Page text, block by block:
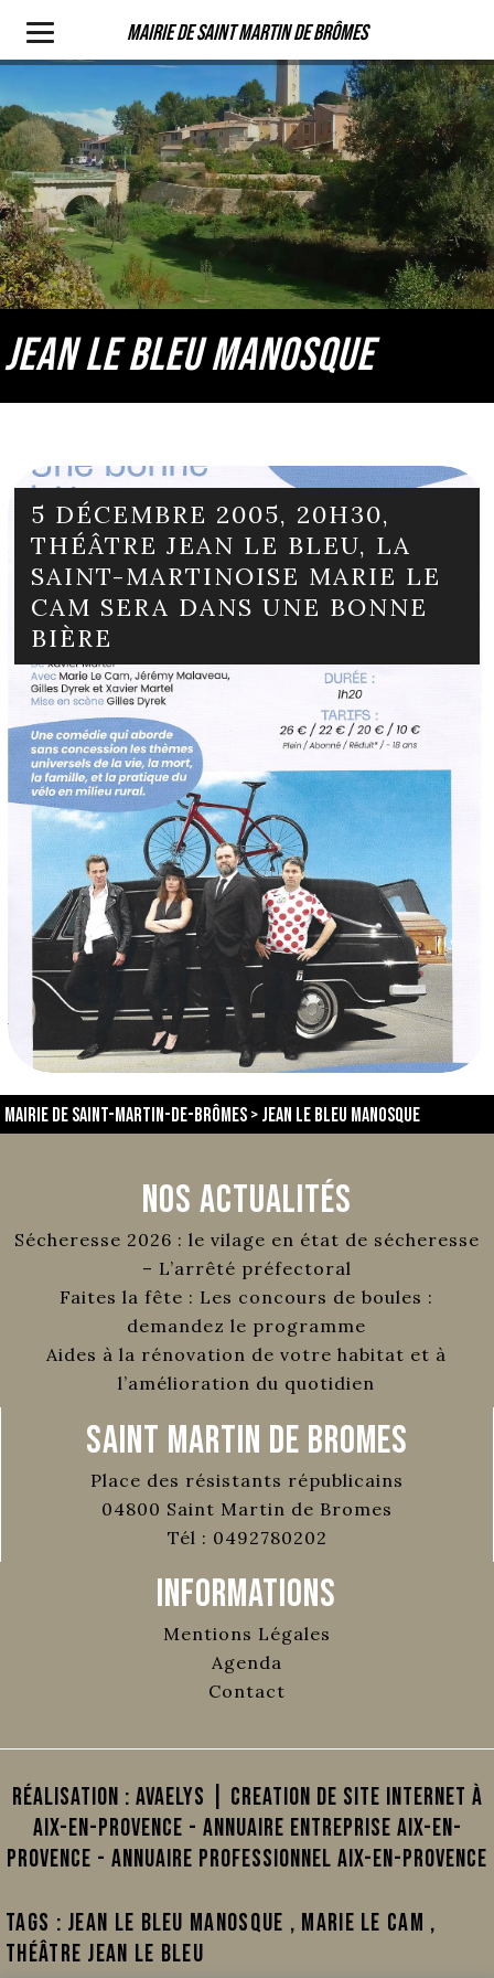
Mairie de Saint Martin de Brômes
JEAN LE BLEU MANOSQUE
5 DÉCEMBRE 2005, 20H30,
THÉÂTRE JEAN LE BLEU, LA
SAINT-MARTINOISE MARIE LE
CAM SERA DANS UNE BONNE
BIÈRE
Mairie de Saint-Martin-de-Brômes>Jean Le Bleu Manosque
Nos Actualités
Sécheresse 2026 : le vilage en état de sécheresse
– L’arrêté préfectoral
Faites la fête : Les concours de boules :
demandez le programme
Aides à la rénovation de votre habitat et à
l’amélioration du quotidien
Saint Martin de Bromes
Place des résistants républicains
04800 Saint Martin de Bromes
Tél : 0492780202
Informations
Mentions Légales
Agenda
Contact
Réalisation : AVAELYS | Creation de site internet à
Aix-en-Provence - Annuaire Entreprise Aix-en-
Provence - Annuaire Professionnel Aix-en-Provence
Tags : Jean Le Bleu Manosque , Marie Le Cam ,
Théâtre jean le bleu